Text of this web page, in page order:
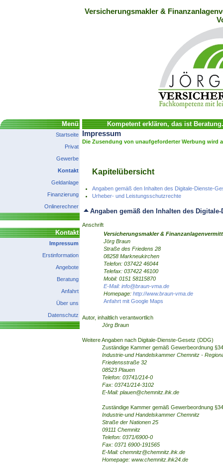
Versicherungsmakler &
Menü
Startseite
Privat
Gewerbe
Kontakt
Geldanlage
Finanzierung
Onlinerechner
Kontakt
Impressum
Erstinformation
Angebote
Beratung
Anfahrt
Über uns
Datenschutz
Kompetent erklären, das ist
Impressum
Die Zusendung von unaufgeforderter Werbung wird
Kapitelübersicht
Angaben gemäß den Inhalten des Digitale-Dienste-
Urheber- und Leistungsschutzrechte
Angaben gemäß den Inhalten des Digitale-
Anschrift
Versicherungsmakler &
Jörg Braun
Straße des Friedens 28
08258 Markneukirchen
Telefon: 037422 46044
Telefax: 037422 46100
Mobil: 0151 58115870
E-Mail: info@braun-vma.de
Homepage: http://www.braun-vma.de
Anfahrt mit Google Maps
Autor, inhaltlich verantwortlich
Jörg Braun
Weitere Angaben nach Digitale-Dienste-Gesetz (DDG)
Zuständige Kammer gemäß Gewerbeordnung
Industrie-und Handelskammer Chemnitz -
Friedensstraße 32
08523 Plauen
Telefon: 03741/214-0
Fax: 03741/214-3102
E-Mail: plauen@chemnitz.ihk.de
Zuständige Kammer gemäß Gewerbeordnung
Industrie-und Handelskammer Chemnitz
Straße der Nationen 25
09111 Chemnitz
Telefon: 0371/6900-0
Fax: 0371 6900-191565
E-Mail: chemnitz@chemnitz.ihk.de
Homepage: www.chemnitz.ihk24.de